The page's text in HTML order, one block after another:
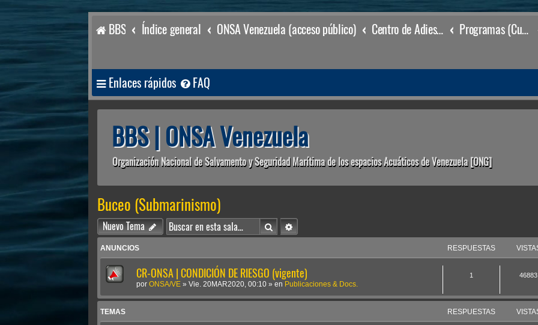
BBS Índice general ONSA Venezuela (acceso público) Centro de Adiestramiento & Capacitación (órgano académico) Programas (Cursos de Adiestramiento & Capacitación)
Enlaces rápidos FAQ
BBS | ONSA Venezuela
Organización Nacional de Salvamento y Seguridad Marítima de los espacios Acuáticos de Venezuela [ONG]
Buceo (Submarinismo)
Nuevo Tema BuscarBúsqueda avanzada
ANUNCIOS RESPUESTAS
CR-ONSA | CONDICIÓN DE RIESGO (vigente)
por ONSA/VE » Vie. 20MAR2020, 00:10 » en Publicaciones & Docs.
1 46883
TEMAS RESPUESTAS